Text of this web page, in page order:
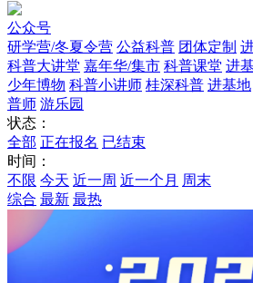
公众号
研学营/冬夏令营 公益科普 团体定制
科普大讲堂 嘉年华/集市 科普课堂 进
少年博物 科普小讲师 桂深科普 进基地
普师 游乐园
状态：
全部 正在报名 已结束
时间：
不限 今天 近一周 近一个月 周末
综合 最新 最热